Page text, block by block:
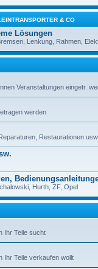
& CO
Lösungen
Lenkung, Rahmen,
Veranstaltungen eingetr.
werden
Restaurationen
Hurth, ZF, Opel
Ihr Teile sucht
Ihr Teile verkaufen wollt